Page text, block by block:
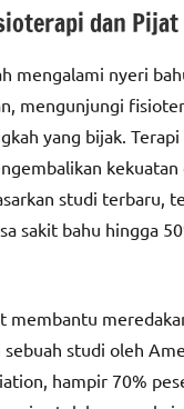
dan Pijat
mengalami nyeri
mengunjungi
yang bijak.
kekuatan
studi terbaru,
sakit bahu hingga
membantu
studi oleh
hampir 70%